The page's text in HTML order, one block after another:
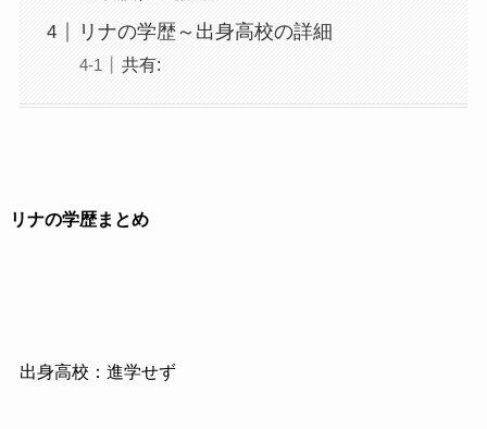
リナの学歴～出身高校の詳細
共有:
リナの学歴まとめ
出身高校：進学せず